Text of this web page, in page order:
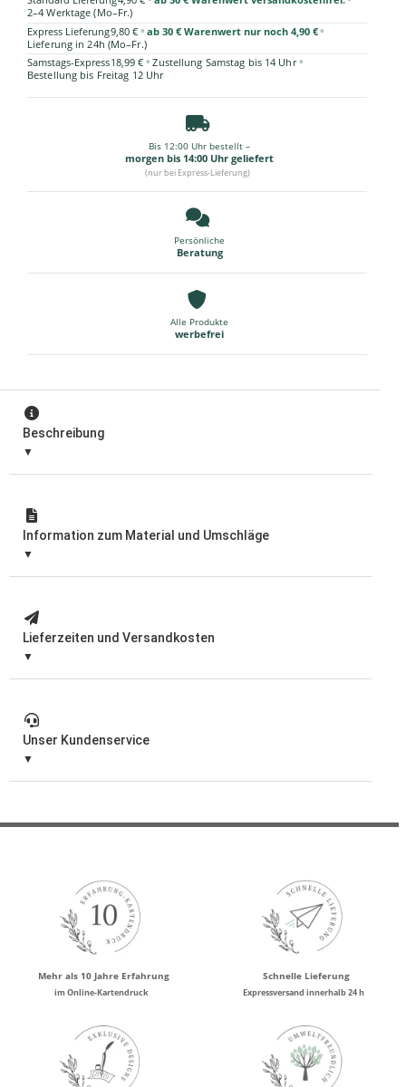
2–4 Werktage (Mo–Fr.)
Express Lieferung9,80 € • ab 30 € Warenwert nur noch 4,90 €•
Lieferung in 24h (Mo–Fr.)
Samstags-Express18,99 € • Zustellung Samstag bis 14 Uhr •
Bestellung bis Freitag 12 Uhr
Bis 12:00 Uhr bestellt –
morgen bis 14:00 Uhr geliefert
(nur bei Express-Lieferung)
Persönliche
Beratung
Alle Produkte
werbefrei
Beschreibung
Information zum Material und Umschläge
Lieferzeiten und Versandkosten
Unser Kundenservice
Mehr als 10 Jahre Erfahrung
im Online-Kartendruck
Schnelle Lieferung
Expressversand innerhalb 24 h